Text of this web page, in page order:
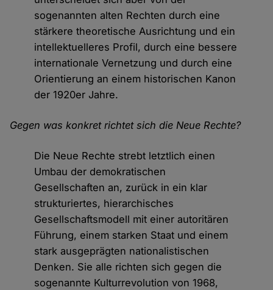
sogenannten alten Rechten durch eine
stärkere theoretische Ausrichtung und ein
intellektuelleres Profil, durch eine bessere
internationale Vernetzung und durch eine
Orientierung an einem historischen Kanon
der 1920er Jahre.
Gegen was konkret richtet sich die Neue Rechte?
Die Neue Rechte strebt letztlich einen
Umbau der demokratischen
Gesellschaften an, zurück in ein klar
strukturiertes, hierarchisches
Gesellschaftsmodell mit einer autoritären
Führung, einem starken Staat und einem
stark ausgeprägten nationalistischen
Denken. Sie alle richten sich gegen die
sogenannte Kulturrevolution von 1968,